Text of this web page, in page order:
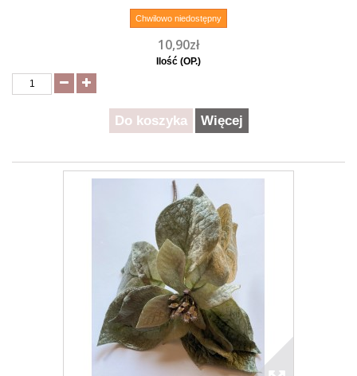
Chwilowo niedostępny
10,90zł
Ilość (OP.)
Do koszyka Więcej